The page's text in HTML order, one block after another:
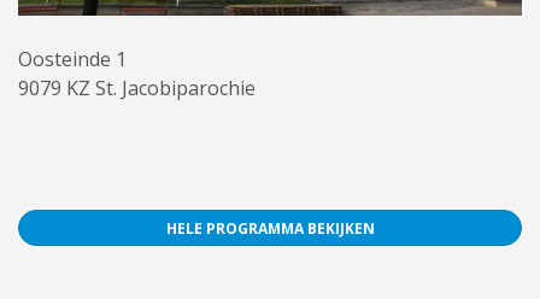
Oosteinde 1
9079 KZ St. Jacobiparochie
HELE PROGRAMMA BEKIJKEN